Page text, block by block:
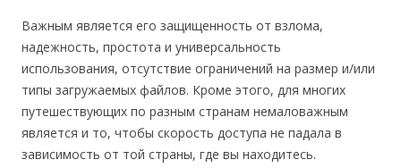
Важным является его защищенность от взлома,
надежность, простота и универсальность
использования, отсутствие ограничений на размер и/или
типы загружаемых файлов. Кроме этого, для многих
путешествующих по разным странам немаловажным
является и то, чтобы скорость доступа не падала в
зависимость от той страны, где вы находитесь.